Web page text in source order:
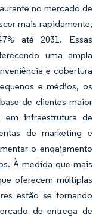
no mercado de
mais rapidamente,
até 2031. Essas
uma ampla
e cobertura
e médios, os
de clientes maior
infraestrutura de
de marketing e
o engajamento
À medida que mais
oferecem múltiplas
estão se tornando
de entrega de